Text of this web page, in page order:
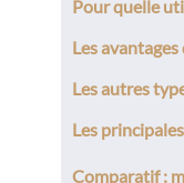
Pour quelle
Les
Les autres
Les
Comparatif :